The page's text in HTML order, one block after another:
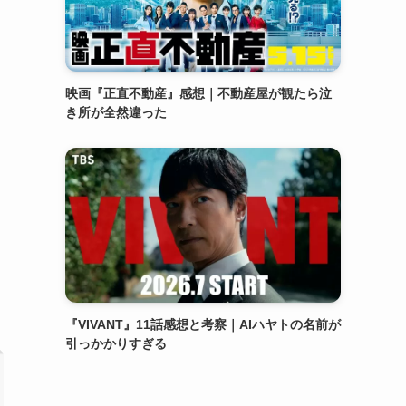
映画『正直不動産』感想｜不動産屋が観たら泣
き所が全然違った
『VIVANT』11話感想と考察｜AIハヤトの名前が
引っかかりすぎる